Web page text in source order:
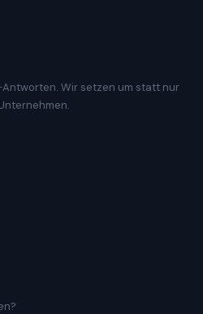
Wir setzen um statt nur